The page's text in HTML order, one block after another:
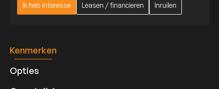
Ik heb interesse
Ik heb interesse
Leasen / financieren
Leasen / financieren
Inruilen
Inruilen
Kenmerken
Opties